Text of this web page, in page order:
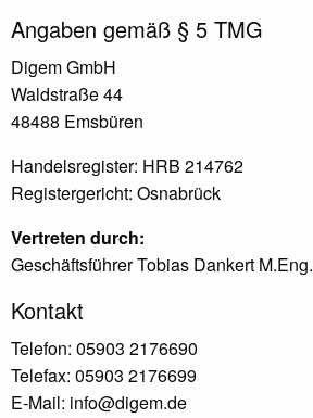
Angaben gemäß § 5 TMG
Digem GmbH
Waldstraße 44
48488 Emsbüren
Handelsregister: HRB 214762
Registergericht: Osnabrück
Vertreten durch:
Geschäftsführer Tobias Dankert M.Eng.
Kontakt
Telefon: 05903 2176690
Telefax: 05903 2176699
E-Mail: info@digem.de